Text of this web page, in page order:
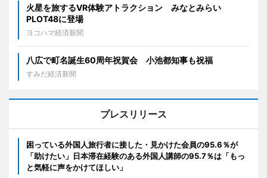
火星を旅するVR体験アトラクション みなとみらい
PLOT48に登場
ヨコハマ経済新聞
八広で町名誕生60周年祝賀会 小池都知事も祝福
すみだ経済新聞
プレスリリース
困っている外国人旅行者に接した・見かけた会員の95.6％が
「助けたい」日本滞在経験のある外国人講師の95.7％は「もっ
と気軽に声をかけてほしい」